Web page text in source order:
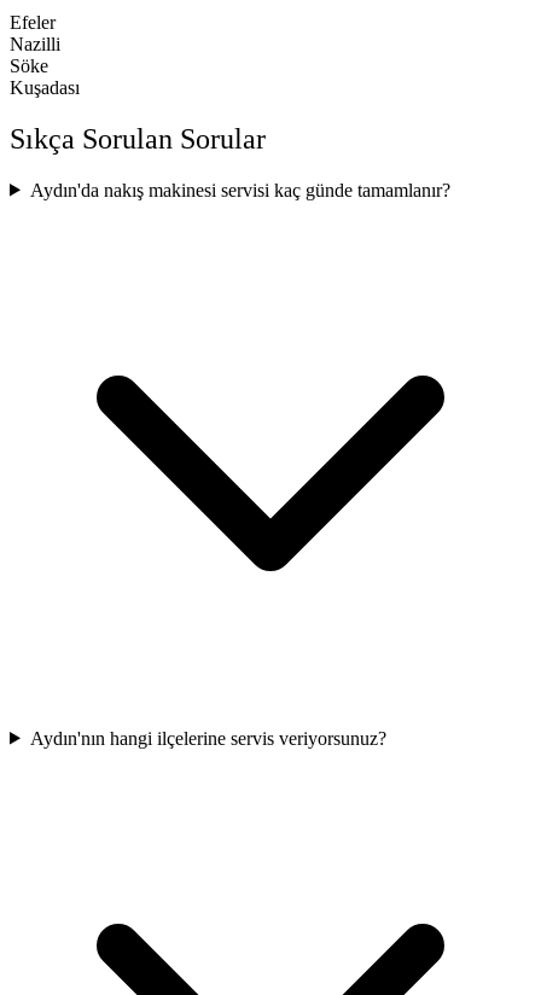
Efeler
Nazilli
Söke
Kuşadası
Sıkça Sorulan Sorular
Aydın'da nakış makinesi servisi kaç günde tamamlanır?
Aydın'nın hangi ilçelerine servis veriyorsunuz?